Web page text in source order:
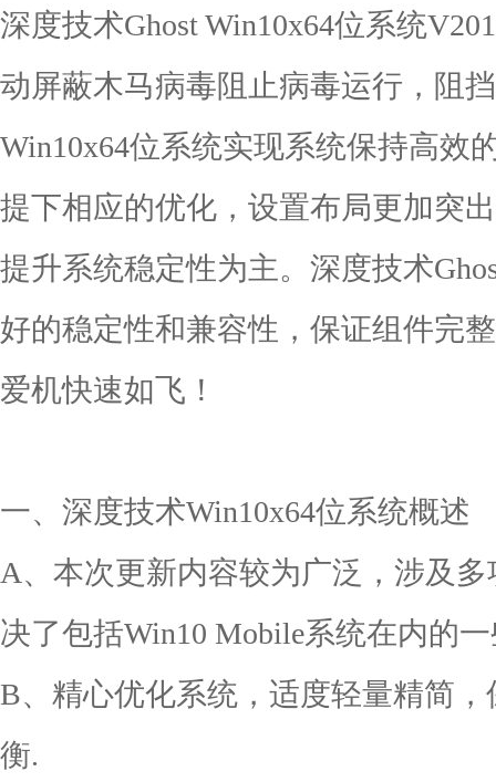
深度技术Ghost Win10x64位系统
动屏蔽木马病毒阻止病毒运行，阻
Win10x64位系统实现系统保持高效
提下相应的优化，设置布局更加突
提升系统稳定性为主。深度技术
好的稳定性和兼容性，保证组件完
爱机快速如飞！
一、深度技术Win10x64位系统概述
A、本次更新内容较为广泛，涉及
决了包括Win10 Mobile系统在内的
B、精心优化系统，适度轻量精简
衡.